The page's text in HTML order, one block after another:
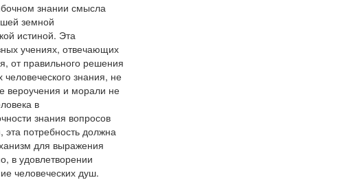
знании смысла
земной
истиной. Эта
учениях, отвечающих
от правильного решения
человеческого знания, не
вероучения и морали не
в
знания вопросов
потребность должна
для выражения
в удовлетворении
человеческих душ.